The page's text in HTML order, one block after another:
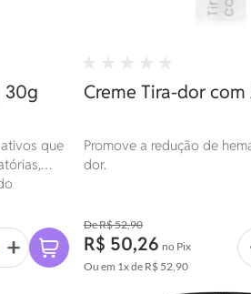
30g
que
Creme Tira-dor
Promove a redução de
dor.
R$ 52,90
R$ 50,26 no Pix
Ou em 1xde R$ 52,90